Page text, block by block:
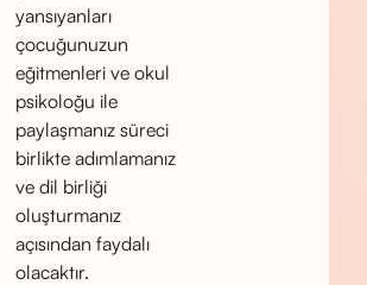
yansıyanları
çocuğunuzun
eğitmenleri ve okul
psikoloğu ile
paylaşmanız süreci
birlikte adımlamanız
ve dil birliği
oluşturmanız
açısından faydalı
olacaktır.